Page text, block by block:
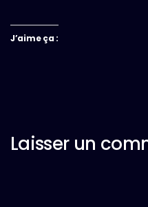
J’aime ça :
Laisser un